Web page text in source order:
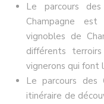
Le parcours
Champagne
vignobles de
différents
vignerons qui font
Le parcours des
itinéraire de